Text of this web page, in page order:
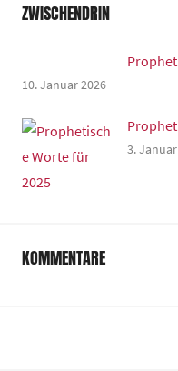
ZWISCHENDRIN
10. Januar 2026
3.
KOMMENTARE